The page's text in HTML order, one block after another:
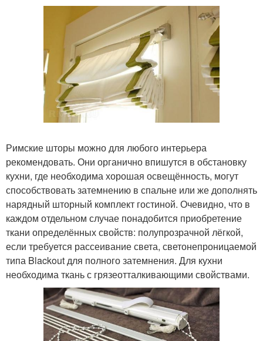
Римские шторы можно для любого интерьера
рекомендовать. Они органично впишутся в обстановку
кухни, где необходима хорошая освещённость, могут
способствовать затемнению в спальне или же дополнять
нарядный шторный комплект гостиной. Очевидно, что в
каждом отдельном случае понадобится приобретение
ткани определённых свойств: полупрозрачной лёгкой,
если требуется рассеивание света, светонепроницаемой
типа Blackout для полного затемнения. Для кухни
необходима ткань с грязеотталкивающими свойствами.